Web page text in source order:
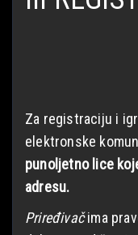
Za registraciju i
elektronske
punoljetno lice
adresu.
Priređivačima